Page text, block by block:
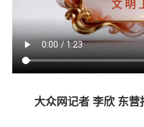
大众网记者 李欣 东营